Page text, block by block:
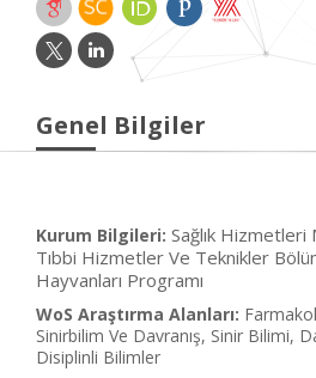
Genel Bilgiler
Kurum Bilgileri: Sağlık Hizmetleri
Tıbbi Hizmetler Ve Teknikler
Hayvanları Programı
WoS Araştırma Alanları:
Sinirbilim Ve Davranış, Sinir Bilimi,
Disiplinli Bilimler